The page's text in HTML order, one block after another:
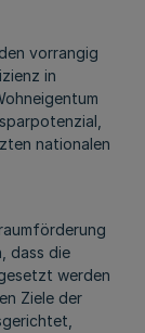
vorrangig
in
nationalen
dass die
werden
Ziele der